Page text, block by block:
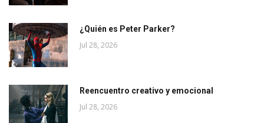
¿Quién es Peter Parker?
Jul 28, 2026
Reencuentro creativo y emocional
Jul 28, 2026